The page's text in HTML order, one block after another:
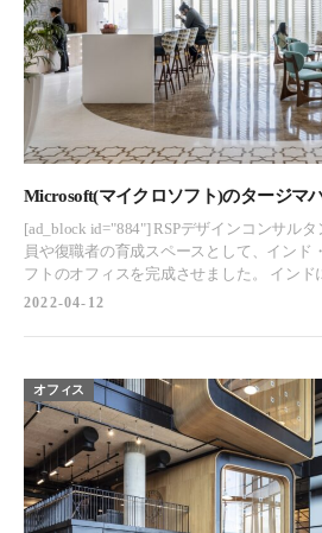
な角を避け、しなやかな形と丸みを帯びた
地よく感じるものにしています。曲面ガラ
しさを象徴すると同時に、近代ルーマニア
の建築を思い起こさせるものです。 スラブを切断し、彫刻的な階段を
設置することで、各階の中枢を垂直に統
メタファーであり、通りの向こう側に見え
品工場に関連しています。そしてパンチン
「機械の時代」の国際的なモダニズムのシ
いるます。 工業の過去と技術の未来への言及があるにもかかわらず、
使用によって、暖かく心地よい場所になっ
（松、灰、オーク）、吸音材としての天然
ァイバー天井処理、コルク吸音壁が素材と
付/エントランススペース リラックススペース 廊下 廊下 会議室/ミーテ
[ad_block id="1970"]
Microsoft(マイクロソフト)のタージマ
様式の白を基調としたオフィス – ノイ
[ad_block id="884"] RSPデザインコンサルタントは、コロナ後の新入社
員や復職者の育成スペースとして、インド
フトのオフィスを完成させました。 インドにいるマイクロソフトのエ
ンジニアにとって、パンデミックの規制が
ークスペースはマイクロソフトの基本理念
ソフトの社員はこの新しいワークスペー
す。この新しいワークスペースは、新入社
社してくる人たちにとっても、特別な存在
首都ニューデリーの衛星都市ノイダにある
に、マイクロソフトの最新のインド開発セ
このスペースが一般的な企業のワークスペ
史的な背景が描かれていることです。アイ
2022-04-12
オフィス